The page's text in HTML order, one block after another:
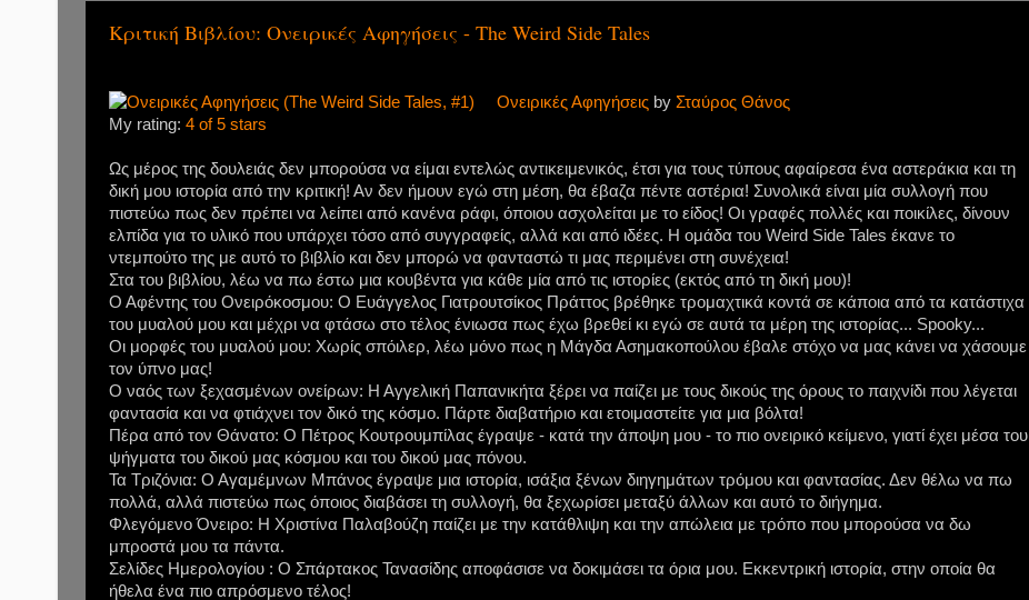
Κριτική Βιβλίου: Ονειρικές Αφηγήσεις - The Weird Side Tales
Ονειρικές Αφηγήσεις by Σταύρος Θάνος
My rating: 4 of 5 stars
Ως μέρος της δουλειάς δεν μπορούσα να είμαι εντελώς αντικειμενικός, έτσι για τους τύπους αφαίρεσα ένα αστεράκια και τη
δική μου ιστορία από την κριτική! Αν δεν ήμουν εγώ στη μέση, θα έβαζα πέντε αστέρια! Συνολικά είναι μία συλλογή που
πιστεύω πως δεν πρέπει να λείπει από κανένα ράφι, όποιου ασχολείται με το είδος! Οι γραφές πολλές και ποικίλες, δίνουν
ελπίδα για το υλικό που υπάρχει τόσο από συγγραφείς, αλλά και από ιδέες. Η ομάδα του Weird Side Tales έκανε το
ντεμπούτο της με αυτό το βιβλίο και δεν μπορώ να φανταστώ τι μας περιμένει στη συνέχεια!
Στα του βιβλίου, λέω να πω έστω μια κουβέντα για κάθε μία από τις ιστορίες (εκτός από τη δική μου)!
Ο Αφέντης του Ονειρόκοσμου: Ο Ευάγγελος Γιατρουτσίκος Πράττος βρέθηκε τρομαχτικά κοντά σε κάποια από τα κατάστιχα
του μυαλού μου και μέχρι να φτάσω στο τέλος ένιωσα πως έχω βρεθεί κι εγώ σε αυτά τα μέρη της ιστορίας... Spooky...
Οι μορφές του μυαλού μου: Χωρίς σπόιλερ, λέω μόνο πως η Μάγδα Ασημακοπούλου έβαλε στόχο να μας κάνει να χάσουμε
τον ύπνο μας!
Ο ναός των ξεχασμένων ονείρων: Η Αγγελική Παπανικήτα ξέρει να παίζει με τους δικούς της όρους το παιχνίδι που λέγεται
φαντασία και να φτιάχνει τον δικό της κόσμο. Πάρτε διαβατήριο και ετοιμαστείτε για μια βόλτα!
Πέρα από τον Θάνατο: Ο Πέτρος Κουτρουμπίλας έγραψε - κατά την άποψη μου - το πιο ονειρικό κείμενο, γιατί έχει μέσα του
ψήγματα του δικού μας κόσμου και του δικού μας πόνου.
Τα Τριζόνια: Ο Αγαμέμνων Μπάνος έγραψε μια ιστορία, ισάξια ξένων διηγημάτων τρόμου και φαντασίας. Δεν θέλω να πω
πολλά, αλλά πιστεύω πως όποιος διαβάσει τη συλλογή, θα ξεχωρίσει μεταξύ άλλων και αυτό το διήγημα.
Φλεγόμενο Όνειρο: Η Χριστίνα Παλαβούζη παίζει με την κατάθλιψη και την απώλεια με τρόπο που μπορούσα να δω
μπροστά μου τα πάντα.
Σελίδες Ημερολογίου : Ο Σπάρτακος Τανασίδης αποφάσισε να δοκιμάσει τα όρια μου. Εκκεντρική ιστορία, στην οποία θα
ήθελα ένα πιο απρόσμενο τέλος!